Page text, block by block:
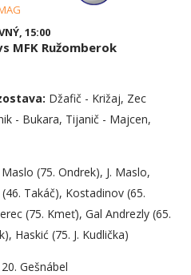
15:00
MFK Ružomberok
Džafič - Križaj, Zec
- Bukara, Tijanič - Majcen,
(75. Ondrek), J. Maslo,
Takáč), Kostadinov (65.
(75. Kmeť), Gal Andrezly (65.
Haskić (75. J. Kudlička)
Gešnábel